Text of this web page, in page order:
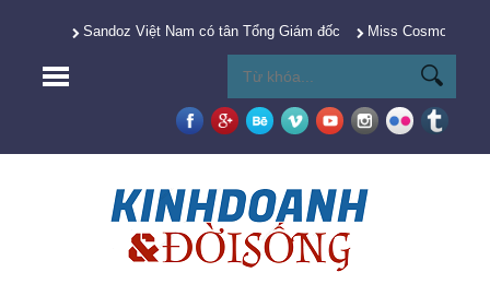
Sandoz Việt Nam có tân Tổng Giám đốc Miss Cosmo 2025